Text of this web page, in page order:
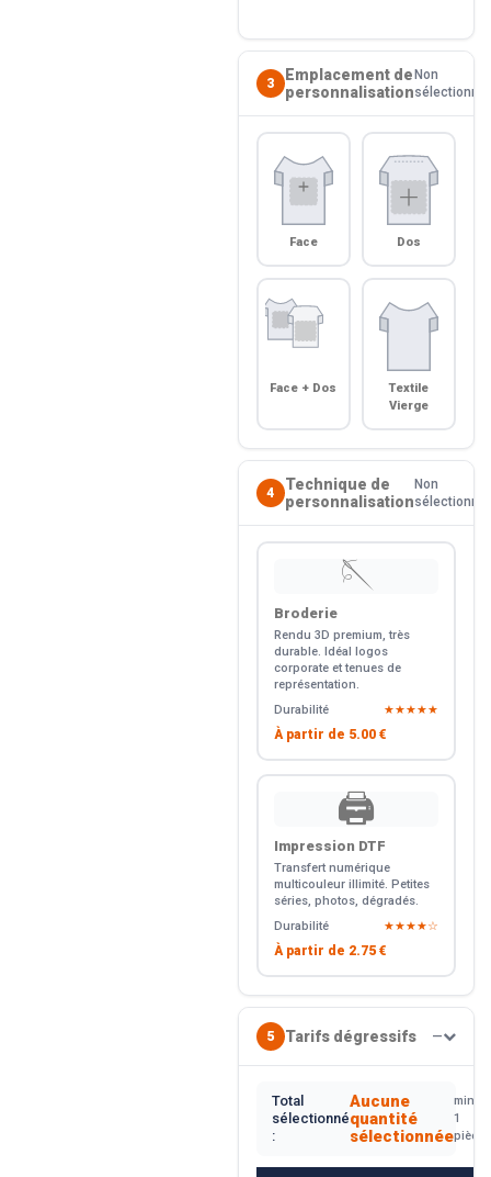
3
Emplacement de
personnalisation
Non
sélectionné
Face Dos
Face + Dos
Textile
Vierge
4
Technique de
personnalisation
Non
sélectionné
🪡
Broderie
Rendu 3D premium, très
durable. Idéal logos
corporate et tenues de
représentation.
Durabilité
★★★★★
À partir de 5.00 €
🖨️
Impression DTF
Transfert numérique
multicouleur illimité. Petites
séries, photos, dégradés.
Durabilité
★★★★☆
À partir de 2.75 €
5 Tarifs dégressifs —
Total
sélectionné
:
Aucune
quantité
sélectionnée
min.
1
pièce